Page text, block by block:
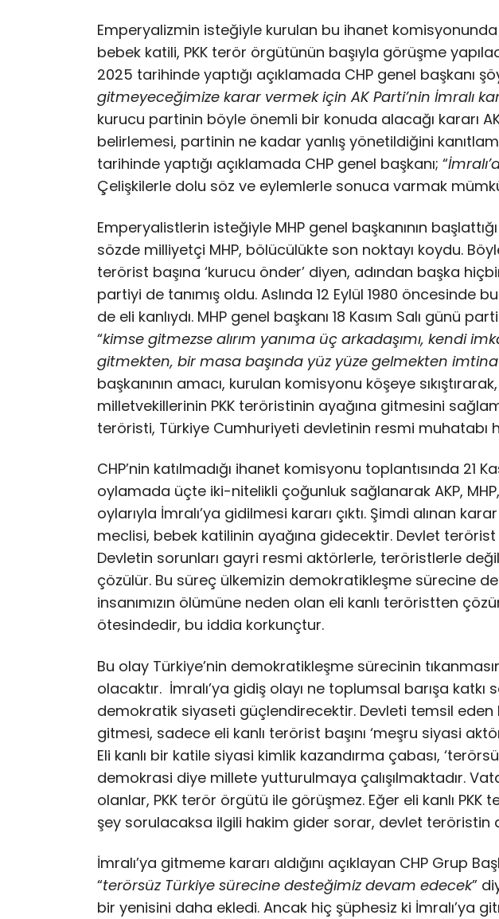
Emperyalizmin isteğiyle kurulan bu ihanet
bebek katili, PKK terör örgütünün başıyla görüşme
2025 tarihinde yaptığı açıklamada CHP genel başkanı
gitmeyeceğimize karar vermek için AK Parti’nin İmralı
kurucu partinin böyle önemli bir konuda alacağı kararı
belirlemesi, partinin ne kadar yanlış yönetildiğini
tarihinde yaptığı açıklamada CHP genel başkanı; “
Çelişkilerle dolu söz ve eylemlerle sonuca varmak
Emperyalistlerin isteğiyle MHP genel başkanının
sözde milliyetçi MHP, bölücülükte son noktayı koydu.
terörist başına ‘kurucu önder’ diyen, adından başka
partiyi de tanımış oldu. Aslında 12 Eylül 1980 öncesinde
de eli kanlıydı. MHP genel başkanı 18 Kasım Salı günü
“kimse gitmezse alırım yanıma üç arkadaşımı, kendi
gitmekten, bir masa başında yüz yüze gelmekten
başkanının amacı, kurulan komisyonu köşeye
milletvekillerinin PKK teröristinin ayağına gitmesini
teröristi, Türkiye Cumhuriyeti devletinin resmi muhatabı
CHP’nin katılmadığı ihanet komisyonu toplantısında 21
oylamada üçte iki-nitelikli çoğunluk sağlanarak AKP, MHP,
oylarıyla İmralı’ya gidilmesi kararı çıktı. Şimdi alınan
meclisi, bebek katilinin ayağına gidecektir. Devlet terörist
Devletin sorunları gayri resmi aktörlerle, teröristlerle
çözülür. Bu süreç ülkemizin demokratikleşme sürecine
insanımızın ölümüne neden olan eli kanlı teröristten
ötesindedir, bu iddia korkunçtur.
Bu olay Türkiye’nin demokratikleşme sürecinin
olacaktır. İmralı’ya gidiş olayı ne toplumsal barışa katkı
demokratik siyaseti güçlendirecektir. Devleti temsil eden
gitmesi, sadece eli kanlı terörist başını ‘meşru siyasi
Eli kanlı bir katile siyasi kimlik kazandırma çabası,
demokrasi diye millete yutturulmaya çalışılmaktadır.
olanlar, PKK terör örgütü ile görüşmez. Eğer eli kanlı PKK
şey sorulacaksa ilgili hakim gider sorar, devlet teröristin
İmralı’ya gitmeme kararı aldığını açıklayan CHP Grup
“terörsüz Türkiye sürecine desteğimiz devam edecek”
bir yenisini daha ekledi. Ancak hiç şüphesiz ki İmralı’ya